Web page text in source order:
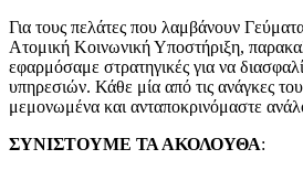
Για τους πελάτες που λαμβάνουν
Ατομική Κοινωνική Υποστήριξη,
εφαρμόσαμε στρατηγικές για να
υπηρεσιών. Κάθε μία από τις ανάγκες
μεμονωμένα και ανταποκρινόμαστε
ΣΥΝΙΣΤΟΥΜΕ ΤΑ ΑΚΟΛΟΥΘΑ: